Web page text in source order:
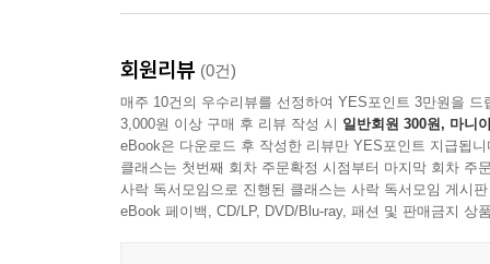
회원리뷰 (0건)
매주 10건의 우수리뷰를 선정하여 YES포인트 3만원을 드
3,000원 이상 구매 후 리뷰 작성 시 일반회원 300원, 마니
eBook은 다운로드 후 작성한 리뷰만 YES포인트 지급됩니
클래스는 첫번째 회차 주문확정 시점부터 마지막 회차 주
사락 독서모임으로 진행된 클래스는 사락 독서모임 게시
eBook 페이백, CD/LP, DVD/Blu-ray, 패션 및 판매금지 상